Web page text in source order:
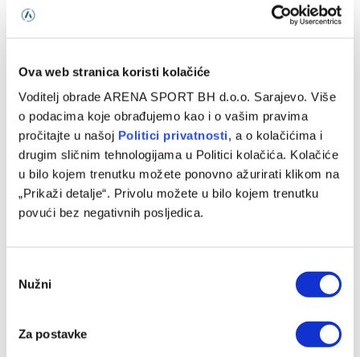
Ova web stranica koristi kolačiće
Voditelj obrade ARENA SPORT BH d.o.o. Sarajevo. Više
o podacima koje obrađujemo kao i o vašim pravima
pročitajte u našoj Politici privatnosti, a o kolačićima i
drugim sličnim tehnologijama u Politici kolačića. Kolačiće
u bilo kojem trenutku možete ponovno ažurirati klikom na
„Prikaži detalje“. Privolu možete u bilo kojem trenutku
povući bez negativnih posljedica.
Selection
Nužni
Za postavke
Veoma smo optimistični
imam velika očekivanja